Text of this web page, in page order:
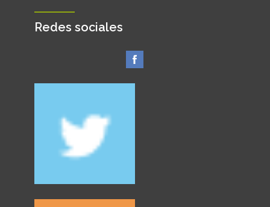
Redes sociales